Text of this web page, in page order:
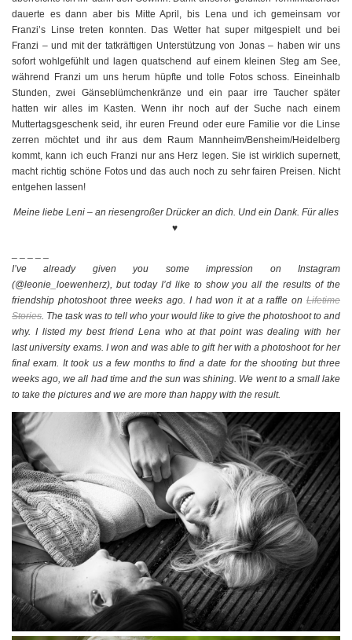
dauerte es dann aber bis Mitte April, bis Lena und ich gemeinsam vor
Franzi’s Linse treten konnten. Das Wetter hat super mitgespielt und bei
Franzi – und mit der tatkräftigen Unterstützung von Jonas – haben wir uns
sofort wohlgefühlt und lagen quatschend auf einem kleinen Steg am See,
während Franzi um uns herum hüpfte und tolle Fotos schoss. Eineinhalb
Stunden, zwei Gänseblümchenkränze und ein paar irre Taucher später
hatten wir alles im Kasten. Wenn ihr noch auf der Suche nach einem
Muttertagsgeschenk seid, ihr euren Freund oder eure Familie vor die Linse
zerren möchtet und ihr aus dem Raum Mannheim/Bensheim/Heidelberg
kommt, kann ich euch Franzi nur ans Herz legen. Sie ist wirklich supernett,
macht richtig schöne Fotos und das auch noch zu sehr fairen Preisen. Nicht
entgehen lassen!
Meine liebe Leni – an riesengroßer Drücker an dich. Und ein Dank. Für alles
♥
I’ve already given you some impression on Instagram
(@leonie_loewenherz), but today I’d like to show you all the results of the
friendship photoshoot three weeks ago. I had won it at a raffle on Lifetime
Stories. The task was to tell who your would like to give the photoshoot to and
why. I listed my best friend Lena who at that point was dealing with her
last university exams. I won and was able to gift her with a photoshoot for her
final exam. It took us a few months to find a date for the shooting but three
weeks ago, we all had time and the sun was shining. We went to a small lake
to take the pictures and we are more than happy with the result.